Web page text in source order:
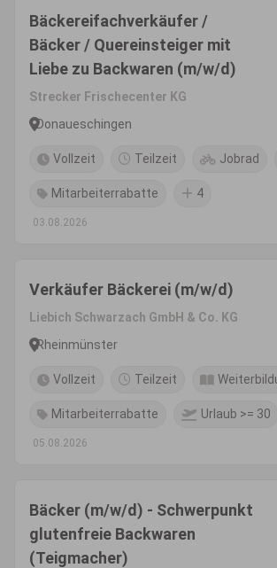
Bäckereifachverkäufer /
Bäcker / Quereinsteiger mit
Liebe zu Backwaren (m/w/d)
Strecker Frischecenter KG
Donaueschingen
Vollzeit Teilzeit Jobrad
Mitarbeiterrabatte 4
03.08.2026
Verkäufer Bäckerei (m/w/d)
Liebich Schwarzach GmbH & Co. KG
Rheinmünster
Vollzeit Teilzeit
Mitarbeiterrabatte Urlaub >= 30
05.08.2026
Bäcker (m/w/d) - Schwerpunkt
glutenfreie Backwaren
(Teigmacher)